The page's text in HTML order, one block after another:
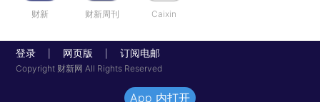
财新 财新周刊 Caixin
登录 网页版 订阅电邮
Copyright 财新网 All Rights Reserved
App 内打开